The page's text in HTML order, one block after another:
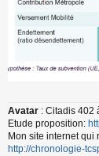
Avatar : Citadis 402
Etude proposition:
Mon site internet qui
http://chronologie-